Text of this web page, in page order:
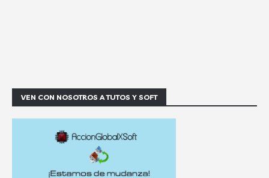
VEN CON NOSOTROS A TUTOS Y SOFT